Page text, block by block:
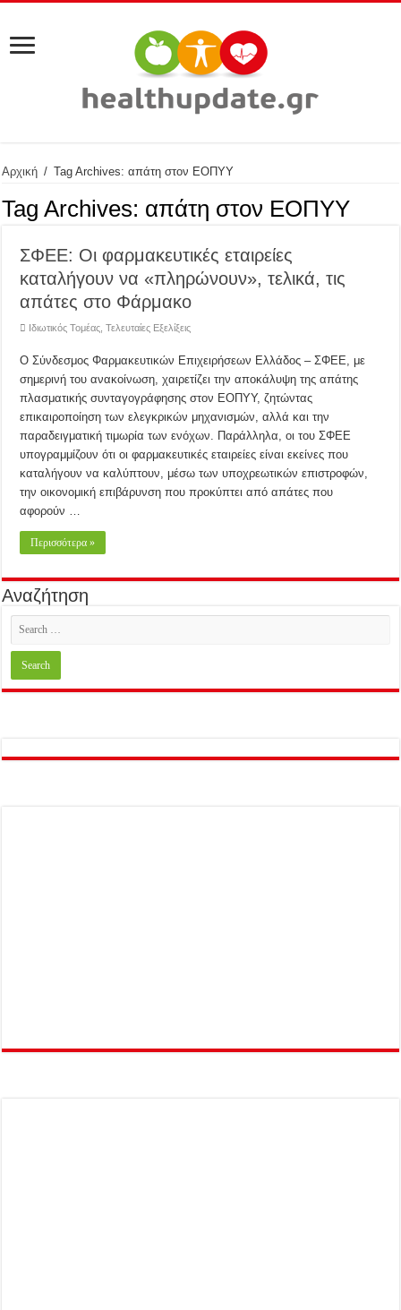
Αρχική / Tag Archives: απάτη στον ΕΟΠΥΥ
Tag Archives: απάτη στον ΕΟΠΥΥ
ΣΦΕΕ: Οι φαρμακευτικές εταιρείες
καταλήγουν να «πληρώνουν», τελικά, τις
απάτες στο Φάρμακο
Ιδιωτικός Τομέας ,Τελευταίες Εξελίξεις
Ο Σύνδεσμος Φαρμακευτικών Επιχειρήσεων Ελλάδος – ΣΦΕΕ, με
σημερινή του ανακοίνωση, χαιρετίζει την αποκάλυψη της απάτης
πλασματικής συνταγογράφησης στον ΕΟΠΥΥ, ζητώντας
επικαιροποίηση των ελεγκρικών μηχανισμών, αλλά και την
παραδειγματική τιμωρία των ενόχων. Παράλληλα, οι του ΣΦΕΕ
υπογραμμίζουν ότι οι φαρμακευτικές εταιρείες είναι εκείνες που
καταλήγουν να καλύπτουν, μέσω των υποχρεωτικών επιστροφών,
την οικονομική επιβάρυνση που προκύπτει από απάτες που
αφορούν …
Περισσότερα »
Αναζήτηση